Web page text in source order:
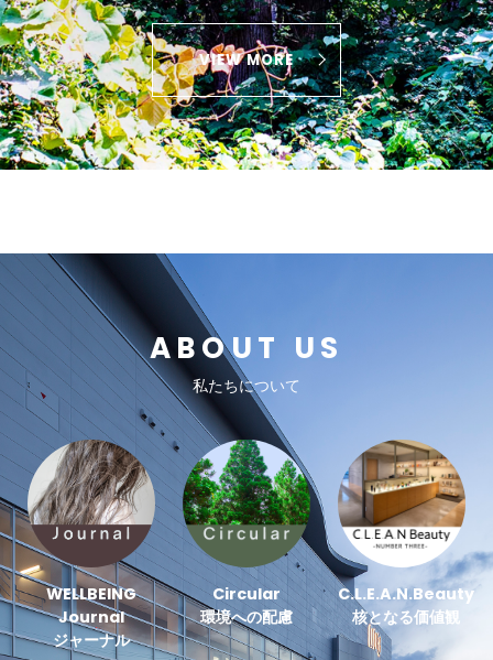
VIEW MORE
ABOUT US
私たちについて
WELLBEING
Journal
ジャーナル
Circular
環境への配慮
C.L.E.A.N.Beauty
核となる価値観